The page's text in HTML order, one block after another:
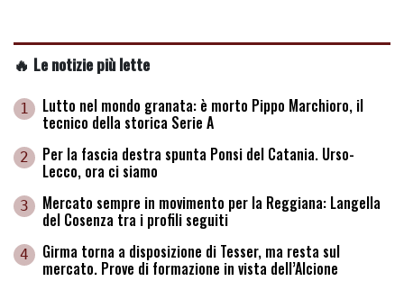
🔥 Le notizie più lette
1 Lutto nel mondo granata: è morto Pippo Marchioro, il
tecnico della storica Serie A
2 Per la fascia destra spunta Ponsi del Catania. Urso-
Lecco, ora ci siamo
3 Mercato sempre in movimento per la Reggiana: Langella
del Cosenza tra i profili seguiti
4 Girma torna a disposizione di Tesser, ma resta sul
mercato. Prove di formazione in vista dell’Alcione